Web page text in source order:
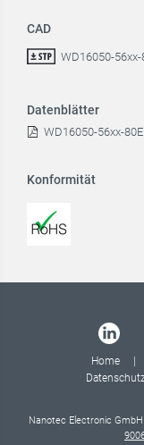
CAD
WD16050-56xx-
Datenblätter
WD16050-56xx-
Konformität
Home
Nanotec Electronic